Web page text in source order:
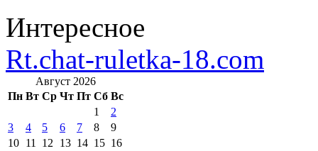
Интересное
Rt.chat-ruletka-18.com
Август 2026
Пн Вт Ср Чт Пт Сб Вс
1
2
3
4 5 6 7 8
9
10 11 12 13 14 15 16